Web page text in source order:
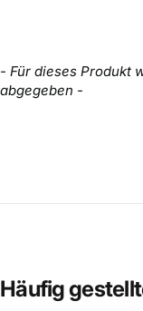
- Für dieses Produkt
abgegeben -
New content loaded
Häufig